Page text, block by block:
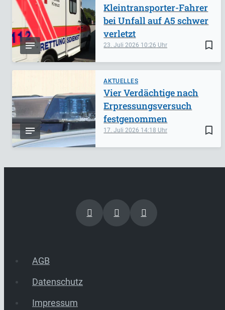
bookmark_border
23. Juli 2026 10:26
Kleintransporter-Fahrer
bei Unfall auf A5 schwer
verletzt
AKTUELLES
bookmark_border
17. Juli 2026 14:18
Vier Verdächtige nach
Erpressungsversuch
festgenommen
AGB
Datenschutz
Impressum